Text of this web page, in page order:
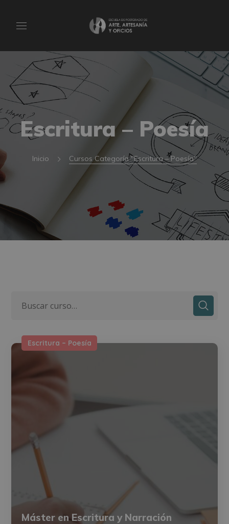
Escritura – Poesía
Inicio Cursos Categoría "Escritura – Poesía"
Escritura – Poesía
Máster en Escritura y Narración